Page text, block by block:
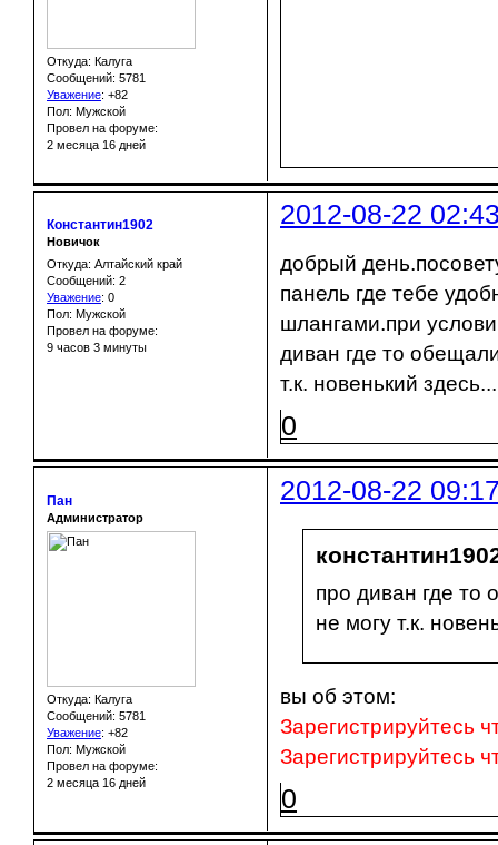
Откуда: Калуга
Сообщений: 5781
Уважение: +82
Пол: Мужской
Провел на форуме:
2 месяца 16 дней
2012-08-22
Константин1902
Новичок
Откуда: Алтайский край
Сообщений: 2
Уважение: 0
Пол: Мужской
Провел на форуме:
9 часов 3 минуты
добрый
панель где тебе
шлангами.при
диван где то
т.к. новенький
0
2012-08-22
Пан
Администратор
Откуда: Калуга
Сообщений: 5781
Уважение: +82
Пол: Мужской
Провел на форуме:
2 месяца 16 дней
про диван где то
не могу т.к.
вы об этом:
Зарегистрируйтесь
Зарегистрируйтесь
0